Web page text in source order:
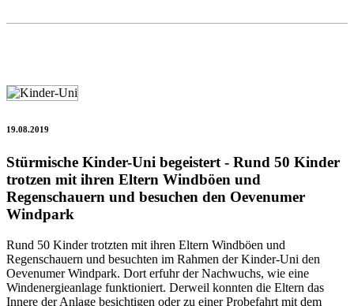
19.08.2019
Stürmische Kinder-Uni begeistert - Rund 50 Kinder
trotzen mit ihren Eltern Windböen und
Regenschauern und besuchen den Oevenumer
Windpark
Rund 50 Kinder trotzten mit ihren Eltern Windböen und
Regenschauern und besuchten im Rahmen der Kinder-Uni den
Oevenumer Windpark. Dort erfuhr der Nachwuchs, wie eine
Windenergieanlage funktioniert. Derweil konnten die Eltern das
Innere der Anlage besichtigen oder zu einer Probefahrt mit dem